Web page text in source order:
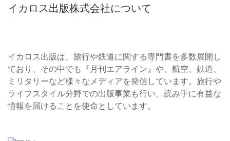
イカロス出版株式会社について
イカロス出版は、旅行や鉄道に関する専門書を多数展開し
ており、その中でも『月刊エアライン』や、航空、鉄道、
ミリタリーなど様々なメディアを発信しています。旅行や
ライフスタイル分野での出版事業も行い、読み手に有益な
情報を届けることを使命としています。